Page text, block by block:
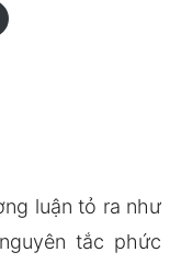
luận tỏ ra như
tắc phức